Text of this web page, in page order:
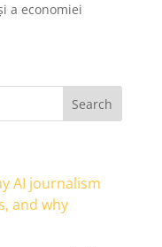
a economiei
AI journalism
and why